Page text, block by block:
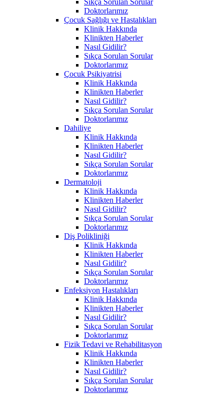
Doktorlarımız
Çocuk Sağlığı ve Hastalıkları
Klinik Hakkında
Klinikten Haberler
Nasıl Gidilir?
Sıkça Sorulan Sorular
Doktorlarımız
Çocuk Psikiyatrisi
Klinik Hakkında
Klinikten Haberler
Nasıl Gidilir?
Sıkça Sorulan Sorular
Doktorlarımız
Dahiliye
Klinik Hakkında
Klinikten Haberler
Nasıl Gidilir?
Sıkça Sorulan Sorular
Doktorlarımız
Dermatoloji
Klinik Hakkında
Klinikten Haberler
Nasıl Gidilir?
Sıkça Sorulan Sorular
Doktorlarımız
Diş Polikliniği
Klinik Hakkında
Klinikten Haberler
Nasıl Gidilir?
Sıkça Sorulan Sorular
Doktorlarımız
Enfeksiyon Hastalıkları
Klinik Hakkında
Klinikten Haberler
Nasıl Gidilir?
Sıkça Sorulan Sorular
Doktorlarımız
Fizik Tedavi ve Rehabilitasyon
Klinik Hakkında
Klinikten Haberler
Nasıl Gidilir?
Sıkça Sorulan Sorular
Doktorlarımız